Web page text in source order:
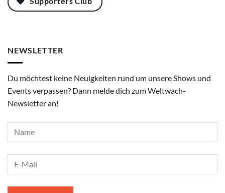
NEWSLETTER
Du möchtest keine Neuigkeiten rund um unsere Shows und
Events verpassen? Dann melde dich zum Weltwach-
Newsletter an!